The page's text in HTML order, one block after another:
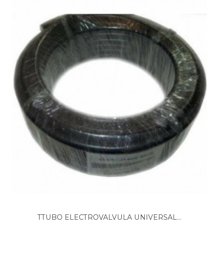
BAUKNECHT, 854822201011 GCIK 6421/1 WS
BAUKNECHT, 854822201050 GCIK 6421/1 IN
BAUKNECHT, 854822201051 GCIK 6421/1 IN
BAUKNECHT, 854822301010 GCIE 6584/1 AL
BAUKNECHT, 854822301011 GCIE 6584/1 AL
BAUKNECHT, 854822301020 GCIE 6584/1 WS
BAUKNECHT, 854822301021 GCIE 6584/1 WS
BAUKNECHT, 854822301030 GCIE 6584/1 BR
BAUKNECHT, 854822301031 GCIE 6584/1 BR
BAUKNECHT, 854822301050 GCIE 6584/1 SW
BAUKNECHT, 854822301051 GCIE 6584/1 SW
BAUKNECHT, 854822301080 GCIE 6584/1 IN
BAUKNECHT, 854822301081 GCIE 6584/1 IN
BAUKNECHT, 854822401020 GCXK 5521
BAUKNECHT, 854822401021 GCXK 5521
BAUKNECHT, 854822501000 GMX 5552
BAUKNECHT, 854822501001 GMX 5552
BAUKNECHT, 854822716000 GSX 5597 G
TTUBO ELECTROVALVULA UNIVERSAL...